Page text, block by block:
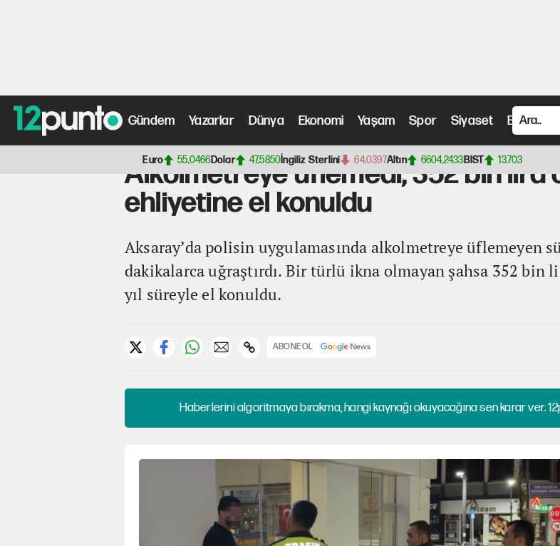
Gündem Yazarlar Dünya Ekonomi Yaşam Spor Siyaset Bilim ve
Euro 55,0466Dolar 47,5850İngiliz Sterlini 64,0397Altın 6604,2433BIST 13.703
Anasayfa>Yerel Haberler Haberleri> Alkolmetreye üflemedi, 352 bin lira ceza kesilip 5 yıl ehliyetine el konuldu
Alkolmetreye üflemedi, 352 bin lira
ehliyetine el konuldu
Aksaray’da polisin uygulamasında alkolmetreye üflemeyen
dakikalarca uğraştırdı. Bir türlü ikna olmayan şahsa 352 bin
yıl süreyle el konuldu.
ABONE OL
Haberlerini algoritmaya bırakma, hangi kaynağı okuyacağına sen karar ver.